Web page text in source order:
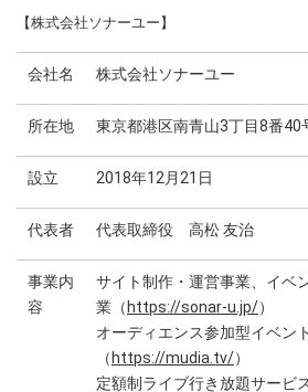
【株式会社ソナーユー】
会社名 株式会社ソナーユー
所在地 東京都港区南青山3丁目8番40
設立 2018年12月21日
代表者 代表取締役 高松 友治
事業内
容
サイト制作・運営事業、イベ
業（ https://sonar-u.jp/）
オーディエンス参加型イベン
（ https://mudia.tv/）
定額制ライブ行き放題サービ